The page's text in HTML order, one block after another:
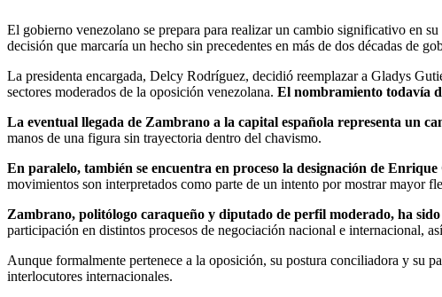
El gobierno venezolano se prepara para realizar un cambio significativo en
decisión que marcaría un hecho sin precedentes en más de dos décadas de
La presidenta encargada, Delcy Rodríguez, decidió reemplazar a Gladys
sectores moderados de la oposición venezolana. El nombramiento todavía
La eventual llegada de Zambrano a la capital española representa un
manos de una figura sin trayectoria dentro del chavismo.
En paralelo, también se encuentra en proceso la designación de
movimientos son interpretados como parte de un intento por mostrar mayor
Zambrano, politólogo caraqueño y diputado de perfil moderado, ha
participación en distintos procesos de negociación nacional e internacional,
Aunque formalmente pertenece a la oposición, su postura conciliadora y su
interlocutores internacionales.